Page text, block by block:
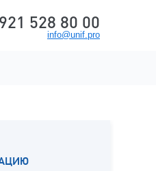
528 80 00
info@unif.pro